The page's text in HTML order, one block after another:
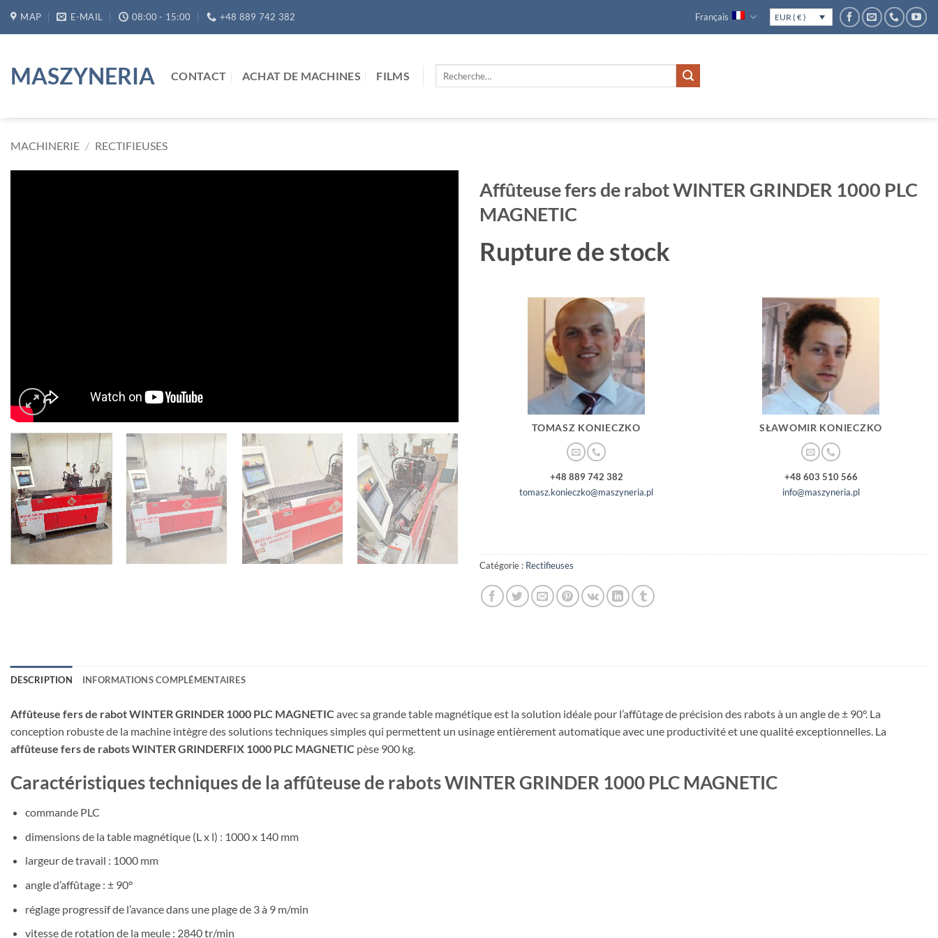
MAP E-MAIL 08:00 - 15:00 +48 889 742 382 Français EUR ( € )
MASZYNERIA CONTACT ACHAT DE MACHINES FILMS
Recherche
MACHINERIE / RECTIFIEUSES
Affûteuse fers de rabot WINTER GRINDER 1000 PLC
MAGNETIC
Rupture de stock
TOMASZ KONIECZKO
+48 889 742 382
tomasz.konieczko@maszyneria.pl
SŁAWOMIR KONIECZKO
+48 603 510 566
info@maszyneria.pl
Catégorie : Rectifieuses
DESCRIPTION INFORMATIONS COMPLÉMENTAIRES
Affûteuse fers de rabot WINTER GRINDER 1000 PLC MAGNETIC avec sa grande table magnétique est la solution idéale pour l’affûtage de précision des rabots à un angle de ± 90°. La
conception robuste de la machine intègre des solutions techniques simples qui permettent un usinage entièrement automatique avec une productivité et une qualité exceptionnelles. La
affûteuse fers de rabots WINTER GRINDERFIX 1000 PLC MAGNETIC pèse 900 kg.
Caractéristiques techniques de la affûteuse de rabots WINTER GRINDER 1000 PLC MAGNETIC
commande PLC
dimensions de la table magnétique (L x l) : 1000 x 140 mm
largeur de travail : 1000 mm
angle d’affûtage : ± 90°
réglage progressif de l’avance dans une plage de 3 à 9 m/min
vitesse de rotation de la meule : 2840 tr/min